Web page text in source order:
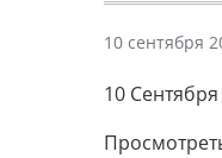
10 сентября
10